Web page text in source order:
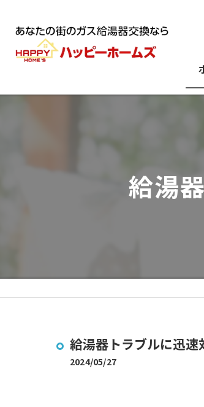
給湯
給湯器トラブルに迅速
2024/05/27